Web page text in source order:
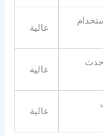
عالية
عالية
عالية